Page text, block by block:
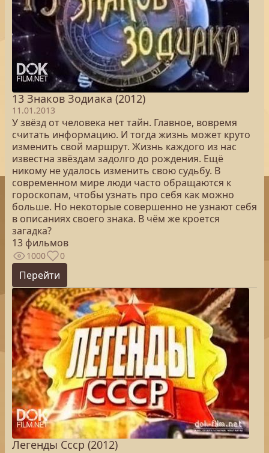
13 Знаков Зодиака (2012)
11.01.2013
У звёзд от человека нет тайн. Главное, вовремя
считать информацию. И тогда жизнь может круто
изменить свой маршрут. Жизнь каждого из нас
известна звёздам задолго до рождения. Ещё
никому не удалось изменить свою судьбу. В
современном мире люди часто обращаются к
гороскопам, чтобы узнать про себя как можно
больше. Но некоторые совершенно не узнают себя
в описаниях своего знака. В чём же кроется
загадка?
13 фильмов
1000 0
Перейти
Легенды Ссср (2012)